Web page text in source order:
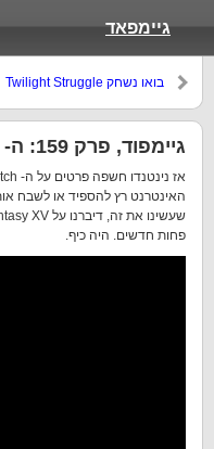
גיימפאד
בואו נשחק Twilight Struggle
גיימפוד, פרק 159: ה- Road Trip של ארז ועופר
האינטרנט רץ להספיד או לשבח
פחות חדשים. היה כיף.